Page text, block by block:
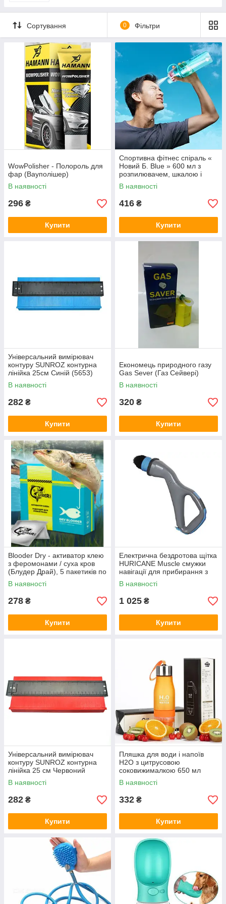
Сортування 0 Фільтри
WowPolisher - Полороль для
фар (Вауполішер)
В наявності
296 ₴
Купити
Спортивна фітнес спіраль «
Новий Б. Blue » 600 мл з
розпилювачем, шкалою і
дозатором
В наявності
416 ₴
Купити
Універсальний вимірювач
контуру SUNROZ контурна
лінійка 25см Синій (5653)
В наявності
282 ₴
Купити
Економець природного газу
Gas Sever (Газ Сейвері)
В наявності
320 ₴
Купити
Blooder Dry - активатор клею
з феромонами / суха кров
(Блудер Драй), 5 пакетиків по
6 грамів
В наявності
278 ₴
Купити
Електрична бездротова щітка
HURICANE Muscle смужки
навігації для прибирання з
насадками Сірий (3805)
В наявності
1 025 ₴
Купити
Універсальний вимірювач
контуру SUNROZ контурна
лінійка 25 см Червоний
(5656)
В наявності
282 ₴
Купити
Пляшка для води і напоїв
H2O з цитрусовою
соковижималкою 650 мл
Оранжева
В наявності
332 ₴
Купити